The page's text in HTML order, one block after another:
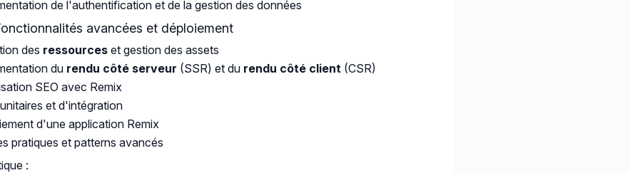
de l'authentification et de la gestion des données
avancées et déploiement
des ressourceset gestion des assets
du rendu côté serveur (SSR) et du rendu côté client(CSR)
SEO avec Remix
et d'intégration
d'une application Remix
pratiques et patterns avancés
: